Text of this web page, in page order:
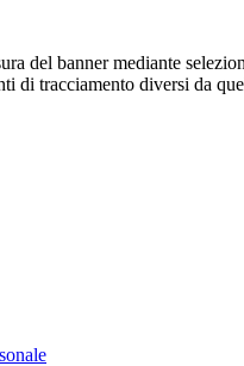
del banner mediante
di tracciamento diversi da